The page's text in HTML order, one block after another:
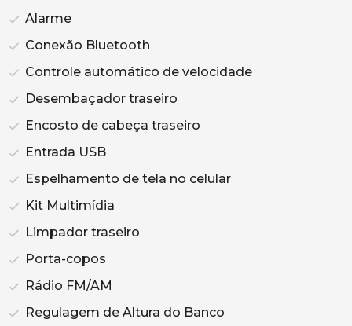
Alarme
Conexão Bluetooth
Controle automático de velocidade
Desembaçador traseiro
Encosto de cabeça traseiro
Entrada USB
Espelhamento de tela no celular
Kit Multimídia
Limpador traseiro
Porta-copos
Rádio FM/AM
Regulagem de Altura do Banco